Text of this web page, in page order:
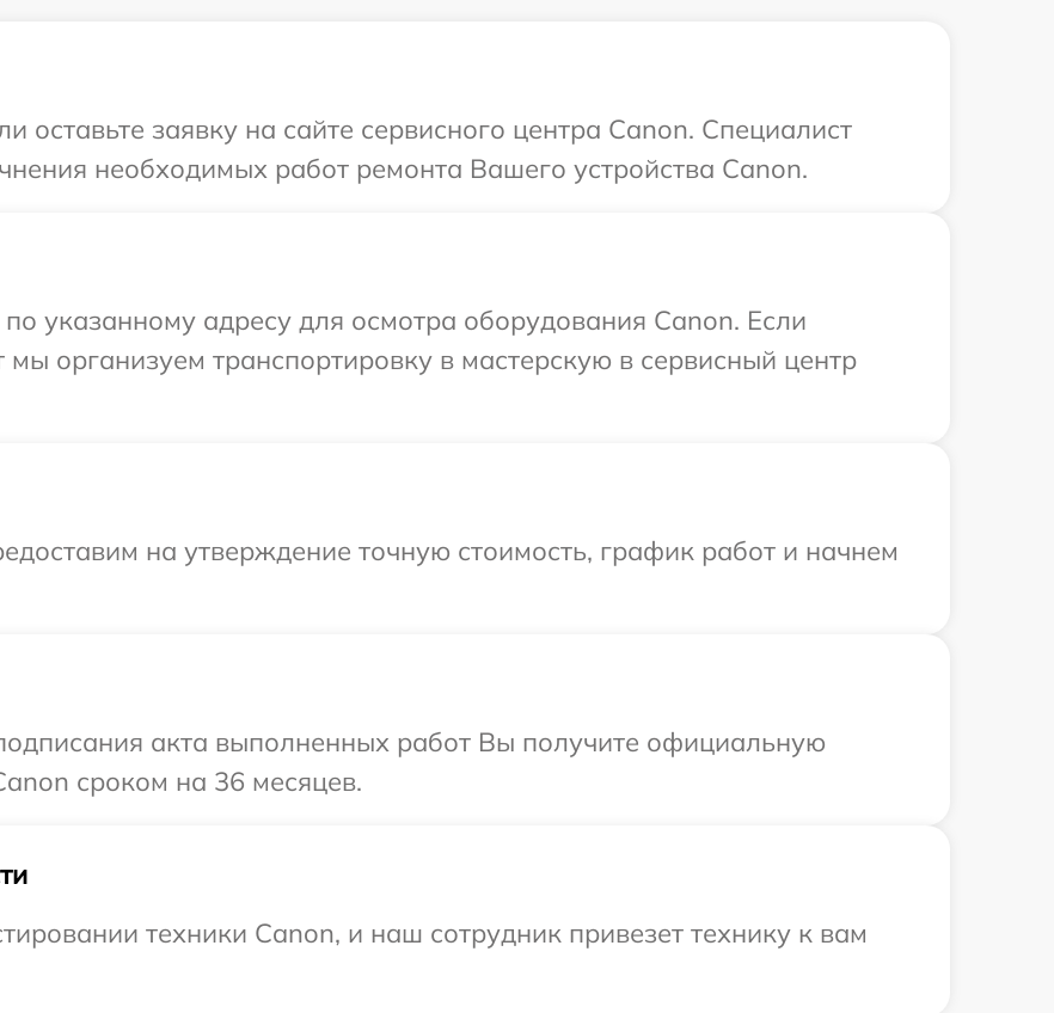
оставьте заявку на сайте сервисного центра Canon. Специалист
необходимых работ ремонта Вашего устройства Canon.
указанному адресу для осмотра оборудования Canon. Если
организуем транспортировку в мастерскую в сервисный центр
на утверждение точную стоимость, график работ и начнем
акта выполненных работ Вы получите официальную
сроком на 36 месяцев.
техники Canon, и наш сотрудник привезет технику к вам